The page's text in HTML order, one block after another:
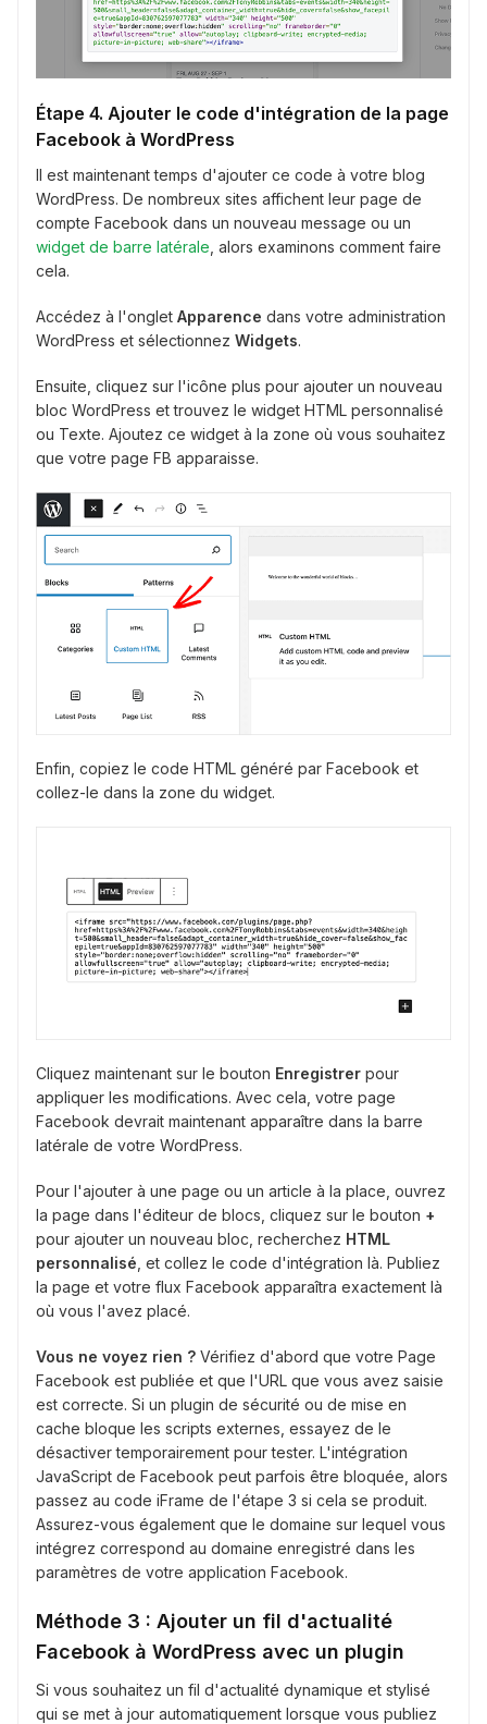
Étape 4. Ajouter le code d'intégration de la page
Facebook à WordPress
Il est maintenant temps d'ajouter ce code à votre blog
WordPress. De nombreux sites affichent leur page de
compte Facebook dans un nouveau message ou un
widget de barre latérale , alors examinons comment faire
cela.
Accédez à l'onglet Apparence dans votre administration
WordPress et sélectionnez Widgets.
Ensuite, cliquez sur l'icône plus pour ajouter un nouveau
bloc WordPress et trouvez le widget HTML personnalisé
ou Texte. Ajoutez ce widget à la zone où vous souhaitez
que votre page FB apparaisse.
Enfin, copiez le code HTML généré par Facebook et
collez-le dans la zone du widget.
Cliquez maintenant sur le bouton Enregistrer pour
appliquer les modifications. Avec cela, votre page
Facebook devrait maintenant apparaître dans la barre
latérale de votre WordPress.
Pour l'ajouter à une page ou un article à la place, ouvrez
la page dans l'éditeur de blocs, cliquez sur le bouton +
pour ajouter un nouveau bloc, recherchez HTML
personnalisé , et collez le code d'intégration là. Publiez
la page et votre flux Facebook apparaîtra exactement là
où vous l'avez placé.
Vous ne voyez rien ? Vérifiez d'abord que votre Page
Facebook est publiée et que l'URL que vous avez saisie
est correcte. Si un plugin de sécurité ou de mise en
cache bloque les scripts externes, essayez de le
désactiver temporairement pour tester. L'intégration
JavaScript de Facebook peut parfois être bloquée, alors
passez au code iFrame de l'étape 3 si cela se produit.
Assurez-vous également que le domaine sur lequel vous
intégrez correspond au domaine enregistré dans les
paramètres de votre application Facebook.
Méthode 3 : Ajouter un fil d'actualité
Facebook à WordPress avec un plugin
Si vous souhaitez un fil d'actualité dynamique et stylisé
qui se met à jour automatiquement lorsque vous publiez